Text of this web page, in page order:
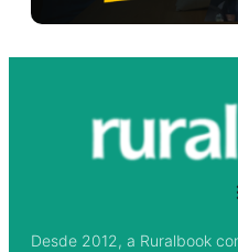
Desde 2012, a Ruralbook